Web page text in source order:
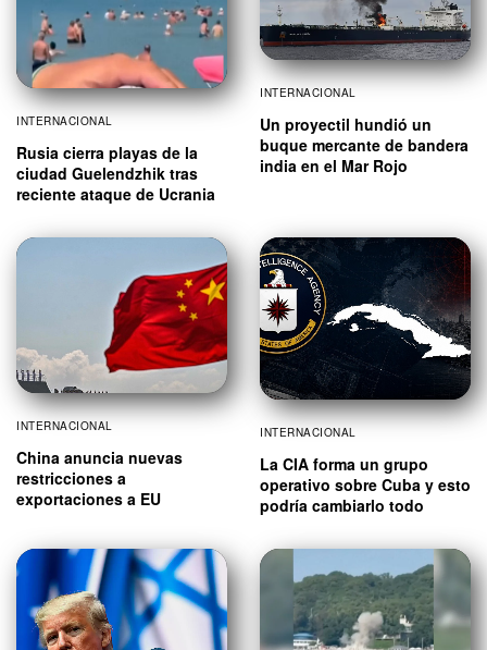
INTERNACIONAL
Rusia cierra playas de la
ciudad Guelendzhik tras
reciente ataque de Ucrania
INTERNACIONAL
Un proyectil hundió un
buque mercante de bandera
india en el Mar Rojo
INTERNACIONAL
China anuncia nuevas
restricciones a
exportaciones a EU
INTERNACIONAL
La CIA forma un grupo
operativo sobre Cuba y esto
podría cambiarlo todo